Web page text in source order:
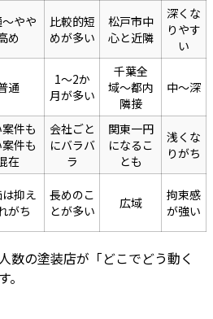
やや
め
比較的短
めが多い
松戸市中
心と近隣
深くな
りやす
い
通
1〜2か
月が多い
千葉全
域〜都内
隣接
中〜深
件も
件も
在
会社ごと
にバラバ
ラ
関東一円
になるこ
とも
浅くな
りがち
抑え
がち
長めのこ
とが多い
広域
拘束感
が強い
数の塗装店が「どこでどう動く